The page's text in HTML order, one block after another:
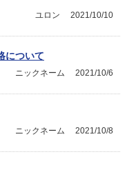
2021/10/10
ユロン
について
2021/10/6
ニックネーム
2021/10/8
ニックネーム